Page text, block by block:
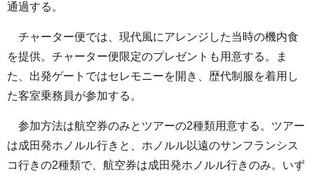
通過する。
チャーター便では、現代風にアレンジした当時の機内食
を提供。チャーター便限定のプレゼントも用意する。ま
た、出発ゲートではセレモニーを開き、歴代制服を着用し
た客室乗務員が参加する。
参加方法は航空券のみとツアーの2種類用意する。ツアー
は成田発ホノルル行きと、ホノルル以遠のサンフランシス
コ行きの2種類で、航空券は成田発ホノルル行きのみ。いず